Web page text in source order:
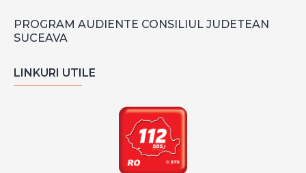
PROGRAM AUDIENTE CONSILIUL JUDETEAN
SUCEAVA
LINKURI UTILE